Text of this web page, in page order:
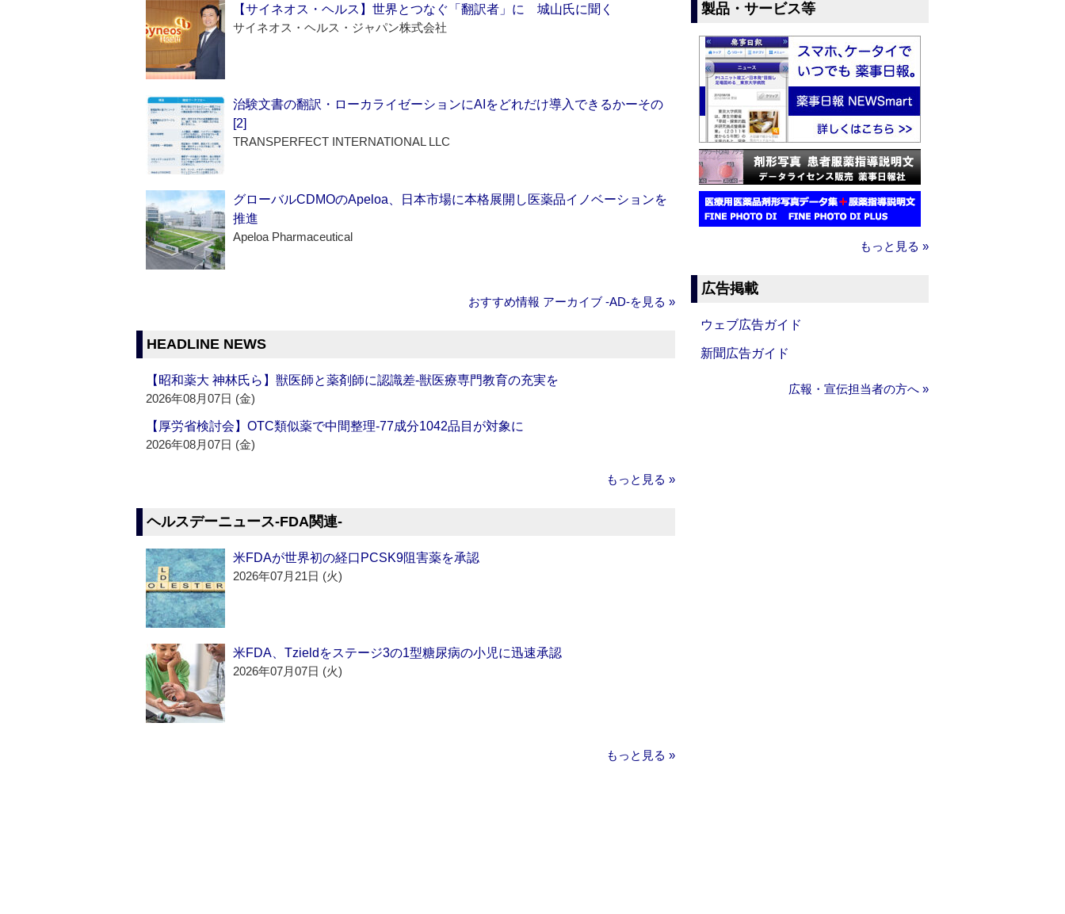
【サイネオス・ヘルス】世界とつなぐ「翻訳者」に 城山氏に聞く
サイネオス・ヘルス・ジャパン株式会社
治験文書の翻訳・ローカライゼーションにAIをどれだけ導入できるかーその
[2]
TRANSPERFECT INTERNATIONAL LLC
グローバルCDMOのApeloa、日本市場に本格展開し医薬品イノベーションを
推進
Apeloa Pharmaceutical
おすすめ情報 アーカイブ ‐AD‐を見る »
HEADLINE NEWS
【昭和薬大 神林氏ら】獣医師と薬剤師に認識差‐獣医療専門教育の充実を
2026年08月07日 (金)
【厚労省検討会】OTC類似薬で中間整理‐77成分1042品目が対象に
2026年08月07日 (金)
もっと見る »
ヘルスデーニュース‐FDA関連‐
米FDAが世界初の経口PCSK9阻害薬を承認
2026年07月21日 (火)
米FDA、Tzieldをステージ3の1型糖尿病の小児に迅速承認
2026年07月07日 (火)
もっと見る »
製品・サービス等
もっと見る »
広告掲載
ウェブ広告ガイド
新聞広告ガイド
広報・宣伝担当者の方へ »